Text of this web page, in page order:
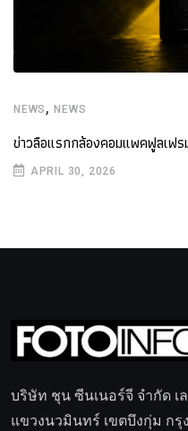
NEWS ,NEWS
ข่าวลือแรกกล้องคอมแพคฟูลเฟร
APRIL 30, 2026
บริษัท ชุน ซีนเนอร์จี จำกัด
แขวงนวมินทร์ เขตบึงกุ่ม กรุ